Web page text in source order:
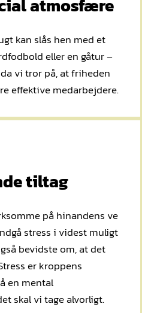
atmosfære
kan slås hen med et
eller en gåtur –
vi tror på, at friheden
effektive medarbejdere.
tiltag
på hinandens ve
stress i videst muligt
bevidste om, at det
er kroppens
en mental
skal vi tage alvorligt.